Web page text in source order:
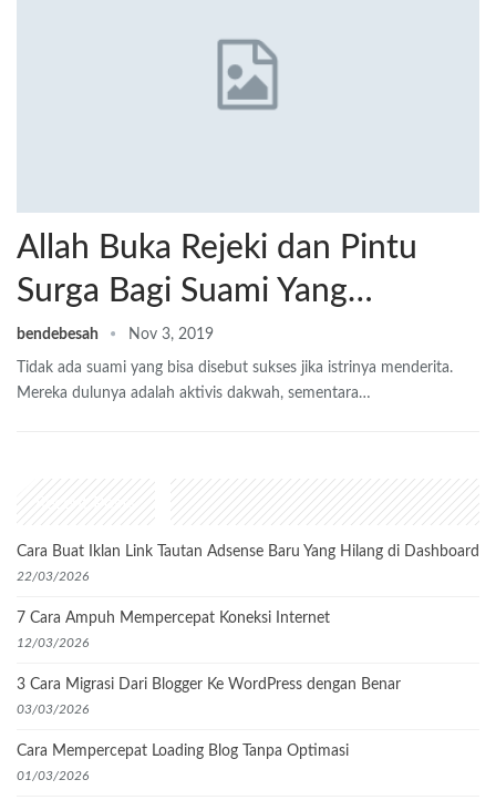
Allah Buka Rejeki dan Pintu
Surga Bagi Suami Yang…
bendebesah Nov 3, 2019
Tidak ada suami yang bisa disebut sukses jika istrinya menderita.
Mereka dulunya adalah aktivis dakwah, sementara…
Recent Posts
Cara Buat Iklan Link Tautan Adsense Baru Yang Hilang di Dashboard
22/03/2026
7 Cara Ampuh Mempercepat Koneksi Internet
12/03/2026
3 Cara Migrasi Dari Blogger Ke WordPress dengan Benar
03/03/2026
Cara Mempercepat Loading Blog Tanpa Optimasi
01/03/2026